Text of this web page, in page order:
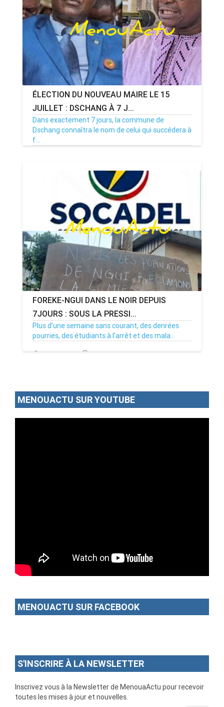
ÉLECTION DU NOUVEAU MAIRE LE 15
JUILLET : DSCHANG À 7 J...
Dans exactement 7 jours, la commune de
Dschang connaîtra le nom de celui qui succédera à
f...
FOREKE-NGUI DANS LE NOIR DEPUIS
7JOURS : SOUS LA PRESSI...
Plus d’une semaine sans courant, des denrées
pourries, des étudiants à l’arrêt et des mala...
02/07/26 Par MenouActu 0
MENOUACTU SUR YOUTUBE
MENOUACTU SUR FACEBOOK
S'INSCRIRE À LA NEWSLETTER
Inscrivez vous à la Newsletter de MenouaActu pour recevoir
toutes les mises à jour et nouvelles.